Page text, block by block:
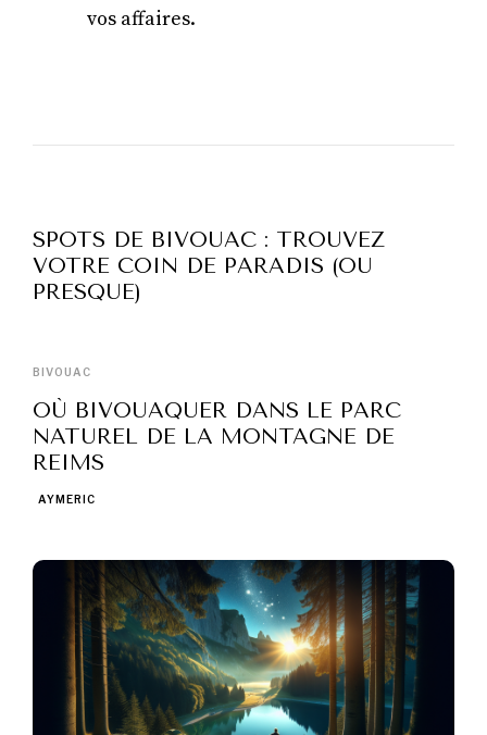
vos affaires.
SPOTS DE BIVOUAC : TROUVEZ
VOTRE COIN DE PARADIS (OU
PRESQUE)
BIVOUAC
OÙ BIVOUAQUER DANS LE PARC
NATUREL DE LA MONTAGNE DE
REIMS
AYMERIC